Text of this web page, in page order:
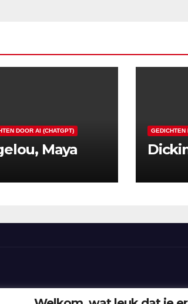
DOOR AI (CHATGPT)
Maya
GEDICHTEN